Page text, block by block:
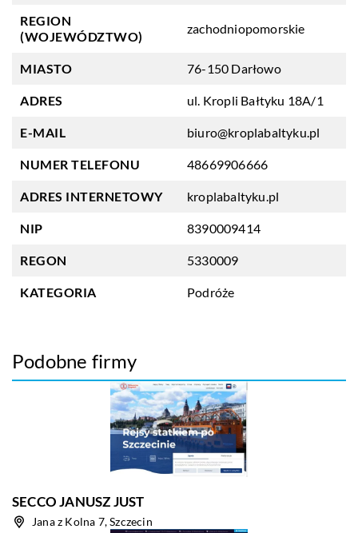
REGION
(WOJEWÓDZTWO)
zachodniopomorskie
MIASTO 76-150 Darłowo
ADRES ul. Kropli Bałtyku 18A/1
E-MAIL biuro@kroplabaltyku.pl
NUMER TELEFONU 48669906666
ADRES INTERNETOWY kroplabaltyku.pl
NIP 8390009414
REGON 5330009
KATEGORIA Podróże
Podobne firmy
SECCO JANUSZ JUST
Jana z Kolna 7, Szczecin